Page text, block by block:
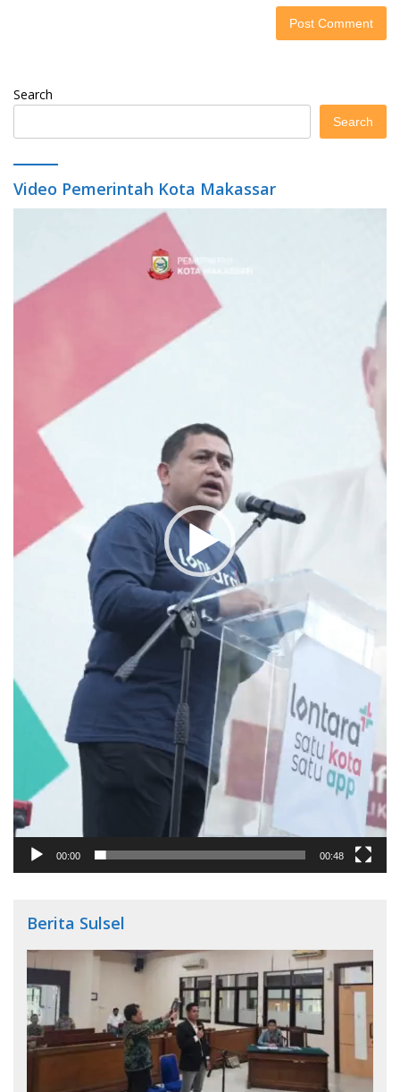
Search
Search
Video Pemerintah Kota Makassar
00:00 00:48
Berita Sulsel